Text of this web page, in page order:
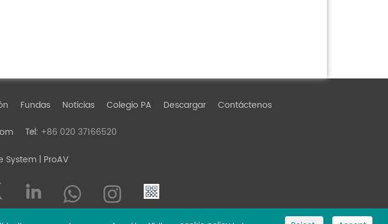
Fundas Noticias Colegio PA Descargar Contáctenos
Tel: +86 020 37166520
| ProAV